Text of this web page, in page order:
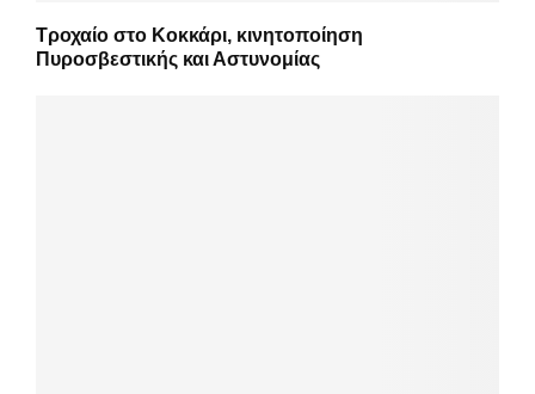
Τροχαίο στο Κοκκάρι, κινητοποίηση
Πυροσβεστικής και Αστυνομίας